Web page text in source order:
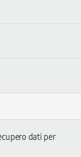
dati per